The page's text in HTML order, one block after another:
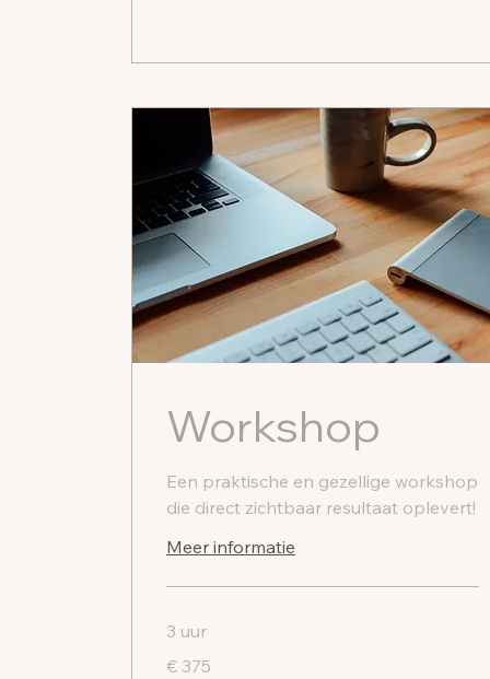
Workshop
Een praktische en gezellige workshop
die direct zichtbaar resultaat oplevert!
Meer informatie
3 uur
euro
€ 375